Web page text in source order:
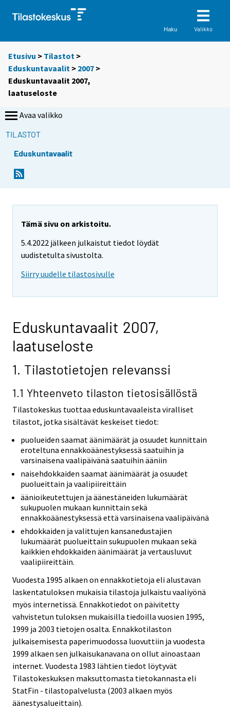
Haku Valikko
Etusivu > Tilastot >
Eduskuntavaalit > 2007 >
Eduskuntavaalit 2007,
laatuseloste
Avaa valikko
TILASTOT
Eduskuntavaalit
Tämä sivu on arkistoitu.
5.4.2022 jälkeen julkaistut tiedot löydät
uudistetulta sivustolta.
Siirry uudelle tilastosivulle
Eduskuntavaalit 2007,
laatuseloste
1. Tilastotietojen relevanssi
1.1 Yhteenveto tilaston tietosisällöstä
Tilastokeskus tuottaa eduskuntavaaleista viralliset
tilastot, jotka sisältävät keskeiset tiedot:
puolueiden saamat äänimäärät ja osuudet kunnittain
eroteltuna ennakkoäänestyksessä saatuihin ja
varsinaisena vaalipäivänä saatuihin ääniin
naisehdokkaiden saamat äänimäärät ja osuudet
puolueittain ja vaalipiireittäin
äänioikeutettujen ja äänestäneiden lukumäärät
sukupuolen mukaan kunnittain sekä
ennakkoäänestyksessä että varsinaisena vaalipäivänä
ehdokkaiden ja valittujen kansanedustajien
lukumäärät puolueittain sukupuolen mukaan sekä
kaikkien ehdokkaiden äänimäärät ja vertausluvut
vaalipiireittäin.
Vuodesta 1995 alkaen on ennakkotietoja eli alustavan
laskentatuloksen mukaisia tilastoja julkaistu vaaliyönä
myös internetissä. Ennakkotiedot on päivitetty
vahvistetun tuloksen mukaisilla tiedoilla vuosien 1995,
1999 ja 2003 tietojen osalta. Ennakkotilaston
julkaisemisesta paperimuodossa luovuttiin ja vuodesta
1999 alkaen sen julkaisukanavana on ollut ainoastaan
internet. Vuodesta 1983 lähtien tiedot löytyvät
Tilastokeskuksen maksuttomasta tietokannasta eli
StatFin - tilastopalvelusta (2003 alkaen myös
äänestysalueittain).